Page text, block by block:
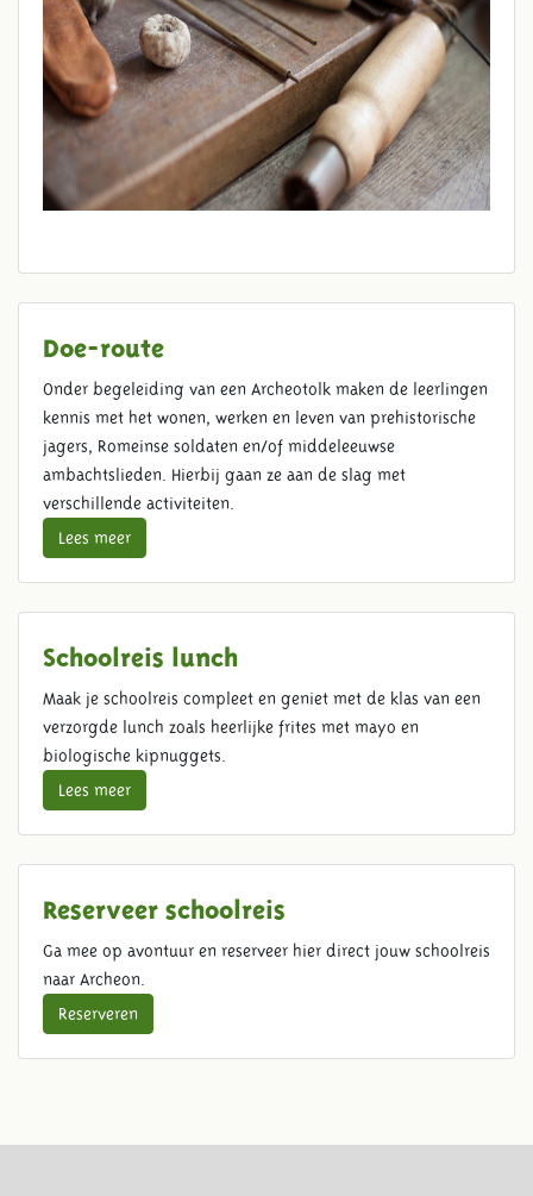
Doe-route
Onder begeleiding van een Archeotolk maken de leerlingen
kennis met het wonen, werken en leven van prehistorische
jagers, Romeinse soldaten en/of middeleeuwse
ambachtslieden. Hierbij gaan ze aan de slag met
verschillende activiteiten.
Lees meer
Schoolreis lunch
Maak je schoolreis compleet en geniet met de klas van een
verzorgde lunch zoals heerlijke frites met mayo en
biologische kipnuggets.
Lees meer
Reserveer schoolreis
Ga mee op avontuur en reserveer hier direct jouw schoolreis
naar Archeon.
Reserveren